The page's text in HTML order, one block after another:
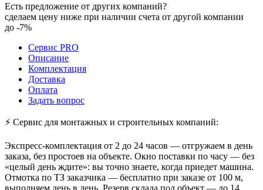
Есть предложение от других компаний?
сделаем цену ниже при наличии счета от другой компании
до -7%
Сервис PRO
Описание
Комплектация
Доставка
Оплата
Задать вопрос
⚡ Сервис для монтажных и строительных компаний:
Экспресс-комплектация от 2 до 24 часов — отгружаем в день
заказа, без простоев на объекте. Окно поставки по часу — без
«целый день ждите»: вы точно знаете, когда приедет машина.
Отмотка по ТЗ заказчика — бесплатно при заказе от 100 м,
выполняем день в день. Резерв склада под объект — до 14